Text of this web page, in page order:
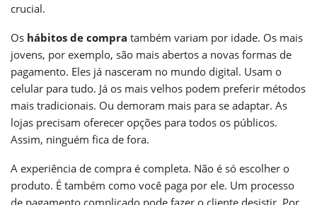
crucial.
Os hábitos de compra também variam por idade. Os mais
jovens, por exemplo, são mais abertos a novas formas de
pagamento. Eles já nasceram no mundo digital. Usam o
celular para tudo. Já os mais velhos podem preferir métodos
mais tradicionais. Ou demoram mais para se adaptar. As
lojas precisam oferecer opções para todos os públicos.
Assim, ninguém fica de fora.
A experiência de compra é completa. Não é só escolher o
produto. É também como você paga por ele. Um processo
de pagamento complicado pode fazer o cliente desistir. Por